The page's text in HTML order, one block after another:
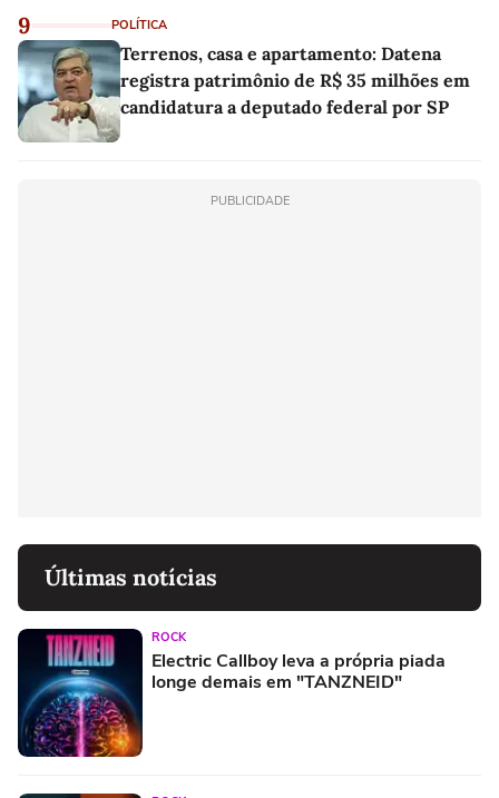
9 POLÍTICA
Terrenos, casa e apartamento: Datena
registra patrimônio de R$ 35 milhões em
candidatura a deputado federal por SP
PUBLICIDADE
Últimas notícias
ROCK
Electric Callboy leva a própria piada
longe demais em "TANZNEID"